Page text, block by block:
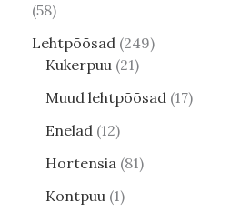
58
Lehtpõõsad 249
Kukerpuu 21
Muud lehtpõõsad 17
Enelad 12
Hortensia 81
Kontpuu 1